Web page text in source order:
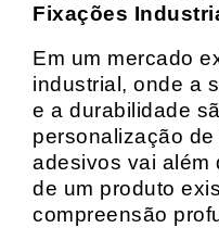
Fixações
Em um mercado
industrial, onde a
e a durabilidade
personalização
adesivos vai além
de um produto
compreensão